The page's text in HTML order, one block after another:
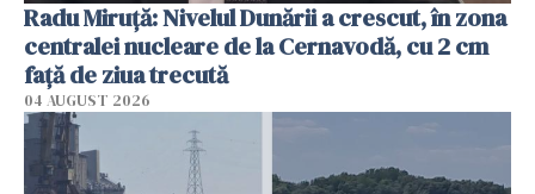
Radu Miruţă: Nivelul Dunării a crescut, în zona
centralei nucleare de la Cernavodă, cu 2 cm
faţă de ziua trecută
04 AUGUST 2026